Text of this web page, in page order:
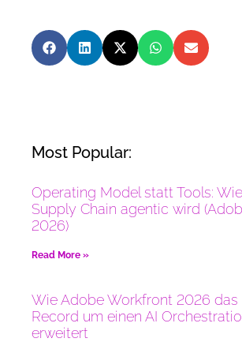
Most Popular:
Operating Model statt Tools:
Supply Chain agentic wird
2026)
Read More »
Wie Adobe Workfront 2026
Record um einen AI
erweitert